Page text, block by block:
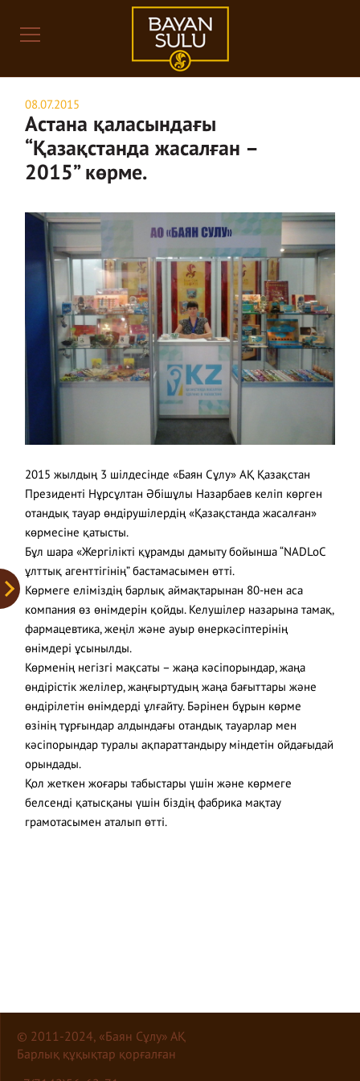
08.07.2015
Астана қаласындағы
“Қазақстанда жасалған –
2015” көрме.
2015 жылдың 3 шілдесінде «Баян Сұлу» АҚ Қазақстан
Президенті Нұрсұлтан Әбішұлы Назарбаев келіп көрген
отандық тауар өндірушілердің «Қазақстанда жасалған»
көрмесіне қатысты.
Бұл шара «Жергілікті құрамды дамыту бойынша “NADLoC
ұлттық агенттігінің” бастамасымен өтті.
Көрмеге еліміздің барлық аймақтарынан 80-нен аса
компания өз өнімдерін қойды. Келушілер назарына тамақ,
фармацевтика, жеңіл және ауыр өнеркәсіптерінің
өнімдері ұсынылды.
Көрменің негізгі мақсаты – жаңа кәсіпорындар, жаңа
өндірістік желілер, жаңғыртудың жаңа бағыттары және
өндірілетін өнімдерді ұлғайту. Бәрінен бұрын көрме
өзінің тұрғындар алдындағы отандық тауарлар мен
кәсіпорындар туралы ақпараттандыру міндетін ойдағыдай
орындады.
Қол жеткен жоғары табыстары үшін және көрмеге
белсенді қатысқаны үшін біздің фабрика мақтау
грамотасымен аталып өтті.
© 2011-2024, «Баян Сұлу» АҚ
Барлық құқықтар қорғалған